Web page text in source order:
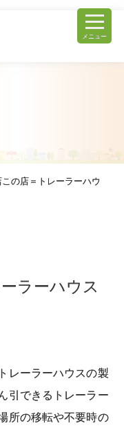
メニュー
この店＝トレーラーハウ
ラーハウス
レーラーハウスの製
引できるトレーラー
所の移転や不要時の